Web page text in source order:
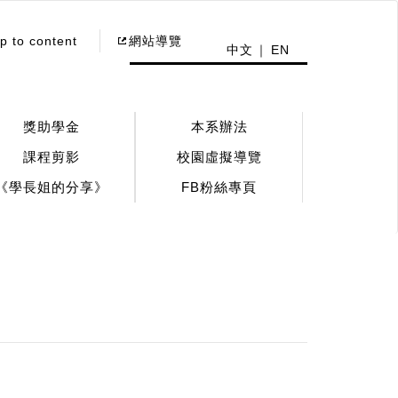
to content 網站導覽
中文 EN
獎助學金
本系辦法
課程剪影
校園虛擬導覽
《學長姐的分享》 FB粉絲專頁